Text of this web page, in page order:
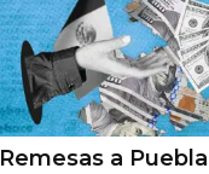
Remesas a